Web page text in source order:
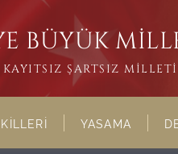
BÜYÜK
ŞARTSIZ
YASAMA